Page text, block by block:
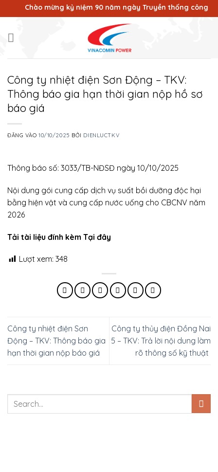
qua
dung
Chào mừng kỷ niệm 90 năm ngày Truyền thống công
Công ty nhiệt điện Sơn Động – TKV:
Thông báo gia hạn thời gian nộp hồ sơ
báo giá
ĐĂNG VÀO10/10/2025 BỞI DIENLUCTKV
Thông báo số: 3033/TB-NĐSĐ ngày 10/10/2025
Nội dung gói cung cấp dịch vụ suất bồi dưỡng độc hại
bằng hiện vật và cung cấp nước uống cho CBCNV năm
2026
Tải tài liệu đính kèm Tại đây
Lượt xem: 348
Công ty nhiệt điện Sơn
Động – TKV: Thông báo gia
hạn thời gian nộp báo giá
Công ty thủy điện Đồng Nai
5 – TKV: Trả lời nội dung làm
rõ thông số kỹ thuật